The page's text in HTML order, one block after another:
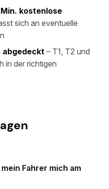
kostenlose
sich an eventuelle
abgedeckt – T1, T2 und
in der richtigen
Fahrer mich am